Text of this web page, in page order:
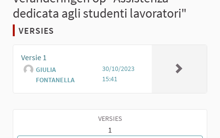
dedicata agli studenti lavoratori"
VERSIES
Versie 1
GIULIA
FONTANELLA
30/10/2023
15:41
VERSIES
1